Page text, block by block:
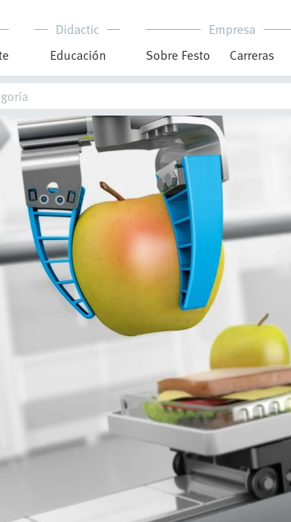
Didactic
Educación
Empresa
Sobre Festo
Carreras